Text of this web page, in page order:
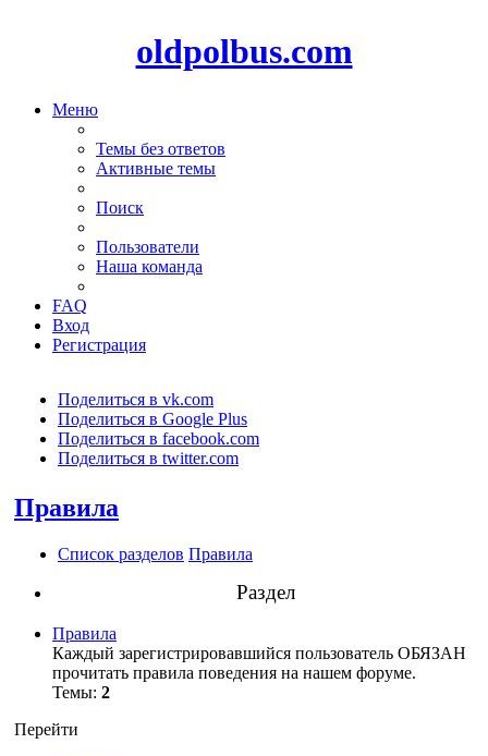
oldpolbus.com
Меню
Темы без ответов
Активные темы
Поиск
Пользователи
Наша команда
FAQ
Вход
Регистрация
Поделиться в vk.com
Поделиться в Google Plus
Поделиться в facebook.com
Поделиться в twitter.com
Правила
Список разделов Правила
Раздел
Правила
Каждый зарегистрировавшийся пользователь ОБЯЗАН
прочитать правила поведения на нашем форуме.
Темы: 2
Перейти